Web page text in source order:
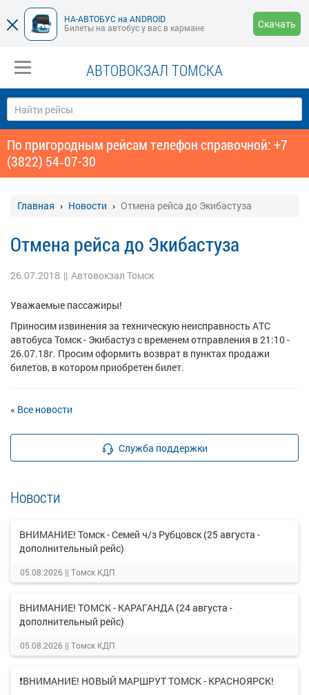
НА-АВТОБУС на ANDROID
Билеты на автобус у вас в кармане
Скачать
АВТОВОКЗАЛ ТОМСКА
По пригородным рейсам телефон справочной: +7
(3822) 54‑07-30
Главная Новости Отмена рейса до Экибастуза
Отмена рейса до Экибастуза
26.07.2018 || Автовокзал Томск
Уважаемые пассажиры!
Приносим извинения за техническую неисправность АТС
автобуса Томск - Экибастуз с временем отправления в 21:10 -
26.07.18г. Просим оформить возврат в пунктах продажи
билетов, в котором приобретен билет.
« Все новости
Служба поддержки
Новости
ВНИМАНИЕ! Томск - Семей ч/з Рубцовск (25 августа -
дополнительный рейс)
05.08.2026 || Томск КДП
ВНИМАНИЕ! ТОМСК - КАРАГАНДА (24 августа -
дополнительный рейс)
05.08.2026 || Томск КДП
❗ВНИМАНИЕ! НОВЫЙ МАРШРУТ ТОМСК - КРАСНОЯРСК!